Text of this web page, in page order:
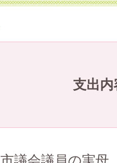
支出内